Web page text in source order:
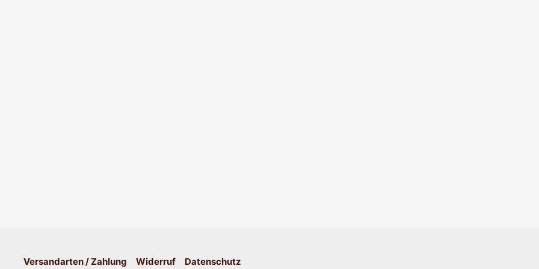
Versandarten / Zahlung Widerruf Datenschutz